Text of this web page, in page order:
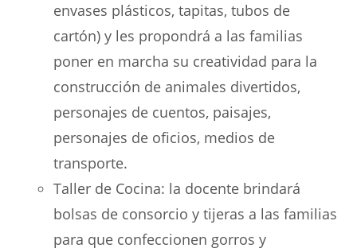
envases plásticos, tapitas, tubos de
cartón) y les propondrá a las familias
poner en marcha su creatividad para la
construcción de animales divertidos,
personajes de cuentos, paisajes,
personajes de oficios, medios de
transporte.
Taller de Cocina: la docente brindará
bolsas de consorcio y tijeras a las familias
para que confeccionen gorros y